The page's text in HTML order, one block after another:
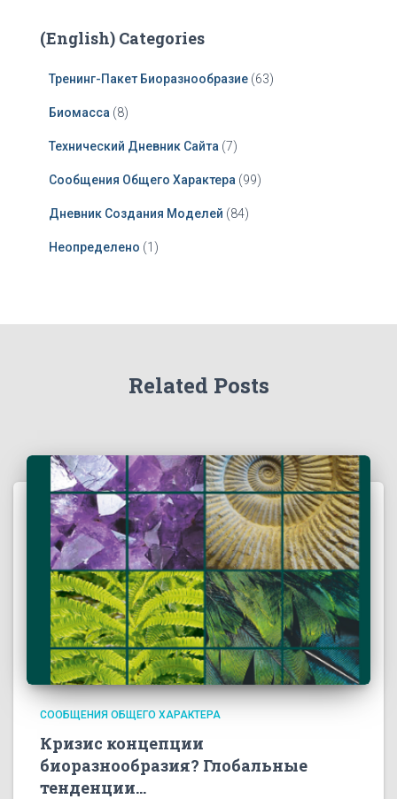
(English) Categories
Тренинг-Пакет Биоразнообразие (63)
Биомасса (8)
Технический Дневник Сайта (7)
Сообщения Общего Характера (99)
Дневник Создания Моделей (84)
Неопределено (1)
Related Posts
СООБЩЕНИЯ ОБЩЕГО ХАРАКТЕРА
Кризис концепции
биоразнообразия? Глобальные
тенденции…